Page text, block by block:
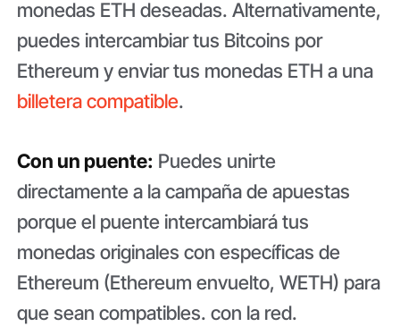
monedas ETH deseadas. Alternativamente,
puedes intercambiar tus Bitcoins por
Ethereum y enviar tus monedas ETH a una
billetera compatible.
Con un puente: Puedes unirte
directamente a la campaña de apuestas
porque el puente intercambiará tus
monedas originales con específicas de
Ethereum (Ethereum envuelto, WETH) para
que sean compatibles. con la red.